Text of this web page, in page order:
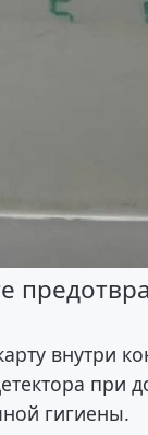
внутри
при
гигиены.